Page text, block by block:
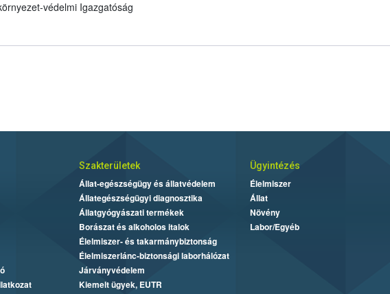
védelmi Igazgatóság
Szakterületek
Állat-egészségügy és állatvédelem
Állategészségügyi diagnosztika
Állatgyógyászati termékek
Borászat és alkoholos italok
Élelmiszer- és takarmánybiztonság
Élelmiszerlánc-biztonsági laborhálózat
Járványvédelem
Kiemelt ügyek, EUTR
Ügyintézés
Élelmiszer
Állat
Növény
Labor/Egyéb